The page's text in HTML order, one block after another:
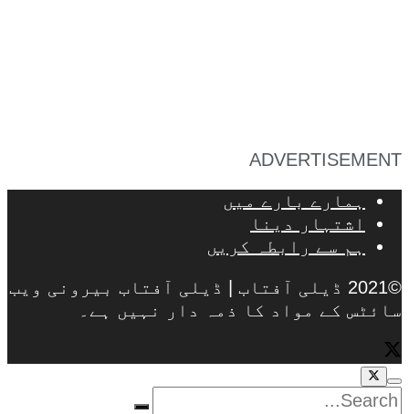
ADVERTISEMENT
ہمارے بارے میں
اشتہار دینا
ہم سے رابطہ کریں
©2021 ڈیلی آفتاب | ڈیلی آفتاب بیرونی ویب
سائٹس کے مواد کا ذمہ دار نہیں ہے۔